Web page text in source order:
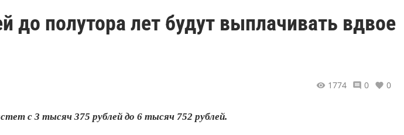
до полутора лет будут выплачивать вдвое
1774 0 0
с 3 тысяч 375 рублей до 6 тысяч 752 рублей.